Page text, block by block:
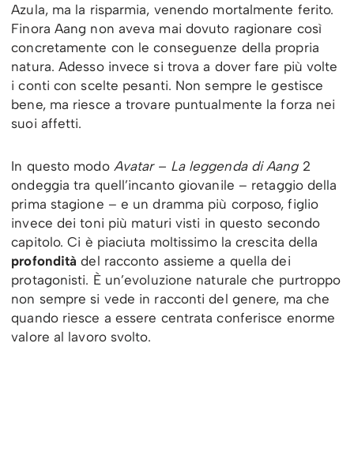
Azula, ma la risparmia, venendo mortalmente ferito.
Finora Aang non aveva mai dovuto ragionare così
concretamente con le conseguenze della propria
natura. Adesso invece si trova a dover fare più volte
i conti con scelte pesanti. Non sempre le gestisce
bene, ma riesce a trovare puntualmente la forza nei
suoi affetti.
In questo modo Avatar – La leggenda di Aang2
ondeggia tra quell’incanto giovanile – retaggio della
prima stagione – e un dramma più corposo, figlio
invece dei toni più maturi visti in questo secondo
capitolo. Ci è piaciuta moltissimo la crescita della
profondità del racconto assieme a quella dei
protagonisti. È un’evoluzione naturale che purtroppo
non sempre si vede in racconti del genere, ma che
quando riesce a essere centrata conferisce enorme
valore al lavoro svolto.